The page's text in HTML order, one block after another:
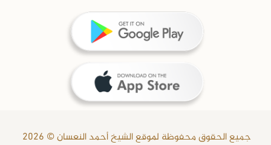
جميع الحقوق محفوظة لموقع الشيخ أحمد النعسان © 2026